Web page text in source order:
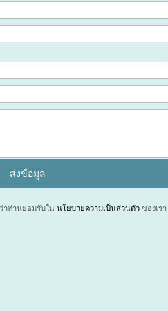
าท่านยอมรับในนโยบายความเป็นส่วนตัว ของเรา